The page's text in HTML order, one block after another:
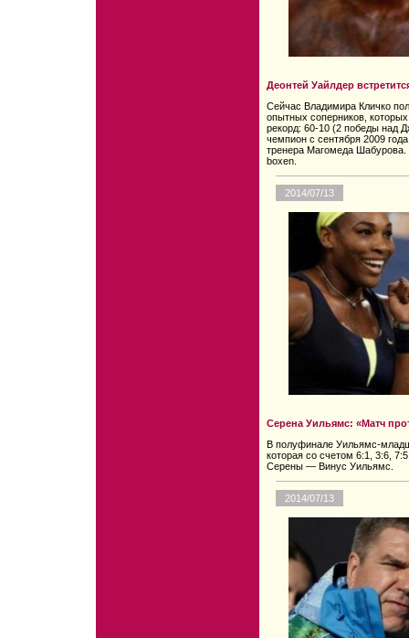
Деонтей Уайлдер
Сейчас Владимира Кличко
опытных соперников,
рекорд: 60-10 (2 победы над
чемпион с сентября 2009
тренера Магомеда
boxen.
2014/07/13
Серена Уильямс: «Матч
В полуфинале Уильямс-
которая со счетом 6:1, 3:6,
Серены — Винус Уильямс.
2014/07/13